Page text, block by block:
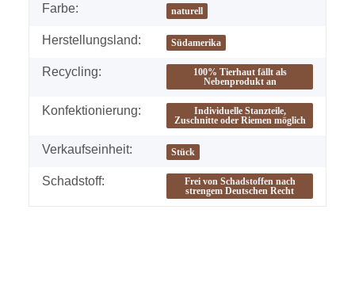
Farbe: naturell
Herstellungsland: Südamerika
Recycling:
100% Tierhaut fällt als
Nebenprodukt an
Konfektionierung:
Individuelle Stanzteile,
Zuschnitte oder Riemen möglich
Verkaufseinheit: Stück
Schadstoff:
Frei von Schadstoffen nach
strengem Deutschen Recht